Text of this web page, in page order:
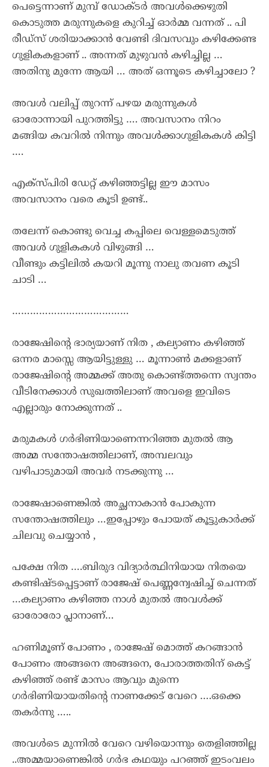
പെട്ടെന്നാണ് മുമ്പ് ഡോക്ടർ അവൾക്കെഴുതി
കൊടുത്ത മരുന്നുകളെ കുറിച്ച് ഓർമ്മ വന്നത് .. പി
രീഡ്സ് ശരിയാക്കാൻ വേണ്ടി ദിവസവും കഴിക്കേണ്ട
ഗുളികകളാണ് .. അന്നത് മുഴുവൻ കഴിച്ചില്ല …
അതിനു മുന്നേ ആയി … അത് ഒന്നൂടെ കഴിച്ചാലോ ?
അവൾ വലിപ്പ് തുറന്ന് പഴയ മരുന്നുകൾ
ഓരോന്നായി പുറത്തിട്ടു …. അവസാനം നിറം
മങ്ങിയ കവറിൽ നിന്നും അവൾക്കാഗുളികകൾ കിട്ടി
….
എക്സ്പിരി ഡേറ്റ് കഴിഞ്ഞട്ടില്ല ഈ മാസം
അവസാനം വരെ കൂടി ഉണ്ട്..
തലേന്ന് കൊണ്ടു വെച്ച കപ്പിലെ വെള്ളമെടുത്ത്
അവൾ ഗുളികകൾ വിഴുങ്ങി …
വീണ്ടും കട്ടിലിൽ കയറി മൂന്നു നാലു തവണ കൂടി
ചാടി …
…………………………………
രാജേഷിന്റെ ഭാര്യയാണ് നിത , കല്യാണം കഴിഞ്ഞ്
ഒന്നര മാസ്സെ ആയിട്ടുള്ളു … മൂന്നാൺ മക്കളാണ്
രാജേഷിന്റെ അമ്മക്ക് അതു കൊണ്ട്ത്തന്നെ സ്വന്തം
വീടിനേക്കാൾ സുഖത്തിലാണ് അവളെ ഇവിടെ
എല്ലാരും നോക്കുന്നത് ..
മരുമകൾ ഗർഭിണിയാണെന്നറിഞ്ഞ മുതൽ ആ
അമ്മ സന്തോഷത്തിലാണ്, അമ്പലവും
വഴിപാടുമായി അവർ നടക്കുന്നു …
രാജേഷാണെങ്കിൽ അച്ഛനാകാൻ പോകുന്ന
സന്തോഷത്തിലും …ഇപ്പോഴും പോയത് കൂട്ടുകാർക്ക്
ചിലവു ചെയ്യാൻ ,
പക്ഷേ നിത ….ബിരുദ വിദ്യാർത്ഥിനിയായ നിതയെ
കണ്ടിഷ്ടപ്പെട്ടാണ് രാജേഷ് പെണ്ണന്വേഷിച്ച് ചെന്നത്
…കല്യാണം കഴിഞ്ഞ നാൾ മുതൽ അവൾക്ക്
ഓരോരോ പ്ലാനാണ്…
ഹണിമൂണ് പോണം , രാജേഷ് മൊത്ത് കറങ്ങാൻ
പോണം അങ്ങനെ അങ്ങനെ, പോരാത്തതിന് കെട്ട്
കഴിഞ്ഞ് രണ്ട് മാസം ആവും മുന്നെ
ഗർഭിണിയായതിന്റെ നാണക്കേട് വേറെ ….ഒക്കെ
തകർന്നു …..
അവൾടെ മുന്നിൽ വേറെ വഴിയൊന്നും തെളിഞ്ഞില്ല
..അമ്മയാണെങ്കിൽ ഗർഭ കഥയും പറഞ്ഞ് ഇടംവലം